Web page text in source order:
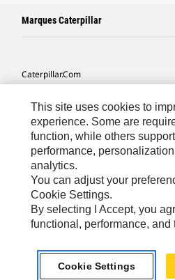
Marques Caterpillar
Caterpillar.com
Mes Préférences Marketing
Plan Du Site
Cookie Settings
Légales
Confidentialité
North America - French© 2026
This site uses cookies to
experience. Some are
function, while others
performance,
analytics.
You can adjust your
Cookie Settings.
By selecting I Accept, you
functional, performance, and
Cookie Settings